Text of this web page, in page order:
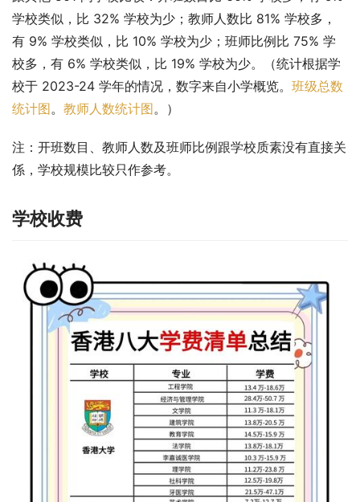
学校类似，比 32% 学校为少；教师人数比 81% 学校多，
有 9% 学校类似，比 10% 学校为少；班师比例比 75% 学
校多，有 6% 学校类似，比 19% 学校为少。（统计根据学
校于 2023-24 学年的情况，数字来自小学概览。 班级总数
统计图。 教师人数统计图。）
注：开班数目、教师人数及班师比例跟学校质素没有直接关
係，学校规模比较只作参考。
学校收费